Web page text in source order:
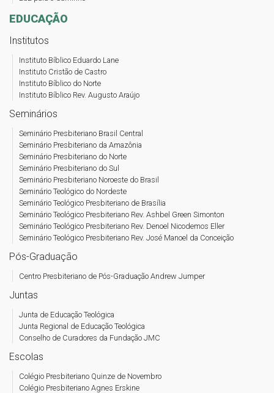
EDUCAÇÃO
Institutos
Instituto Bíblico Eduardo Lane
Instituto Cristão de Castro
Instituto Bíblico do Norte
Instituto Bíblico Rev. Augusto Araújo
Seminários
Seminário Presbiteriano Brasil Central
Seminário Presbiteriano da Amazônia
Seminário Presbiteriano do Norte
Seminário Presbiteriano do Sul
Seminário Presbiteriano Noroeste do Brasil
Seminário Teológico do Nordeste
Seminário Teológico Presbiteriano de Brasília
Seminário Teológico Presbiteriano Rev. Ashbel Green Simonton
Seminário Teológico Presbiteriano Rev. Denoel Nicodemos Eller
Seminário Teológico Presbiteriano Rev. José Manoel da Conceição
Pós-Graduação
Centro Presbiteriano de Pós-Graduação Andrew Jumper
Juntas
Junta de Educação Teológica
Junta Regional de Educação Teológica
Conselho de Curadores da Fundação JMC
Escolas
Colégio Presbiteriano Quinze de Novembro
Colégio Presbiteriano Agnes Erskine